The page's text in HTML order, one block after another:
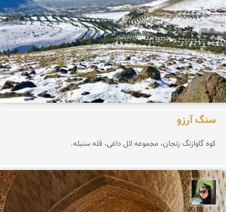
سنگ آرزو
کوه گاوازنگ زنجان، مجموعه ائل داغی، قله سنبله.
سپیده اصلان